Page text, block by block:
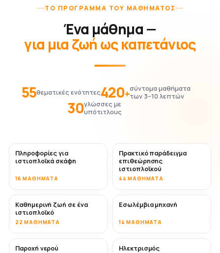
ΤΟ ΠΡΌΓΡΑΜΜΑ ΤΟΥ ΜΑΘΉΜΑΤΟΣ
Ένα μάθημα —
για μια ζωή ως καπετάνιος
55θεματικές ενότητες420+σύντομα μαθήματα
των 3–10 λεπτών
30γλώσσες με
υπότιτλους
Πληροφορίες για
ιστιοπλοϊκά σκάφη
16 ΜΑΘΉΜΑΤΑ
Πρακτικό παράδειγμα
επιθεώρησης
ιστιοπλοϊκού
44 ΜΑΘΉΜΑΤΑ
Καθημερινή ζωή σε ένα
ιστιοπλοϊκό
22 ΜΑΘΉΜΑΤΑ
Εσωλέμβια μηχανή
14 ΜΑΘΉΜΑΤΑ
Παροχή νερού Ηλεκτρισμός